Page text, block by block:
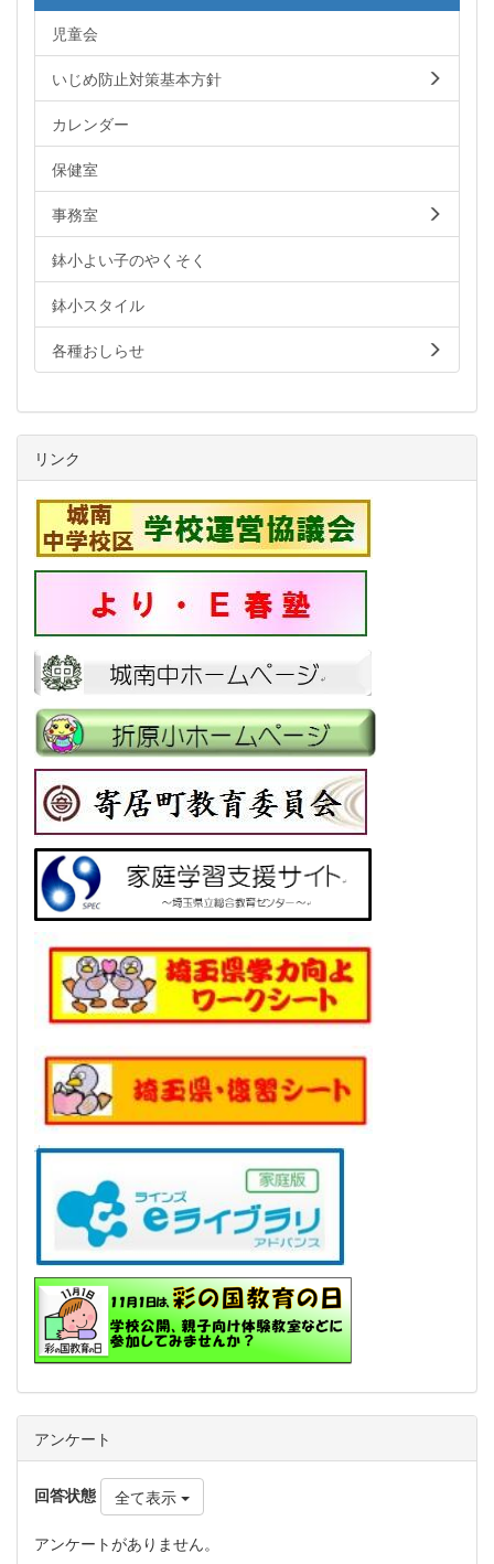
児童会
いじめ防止対策基本方針
カレンダー
保健室
事務室
鉢小よい子のやくそく
鉢小スタイル
各種おしらせ
リンク
アンケート
回答状態 全て表示
アンケートがありません。